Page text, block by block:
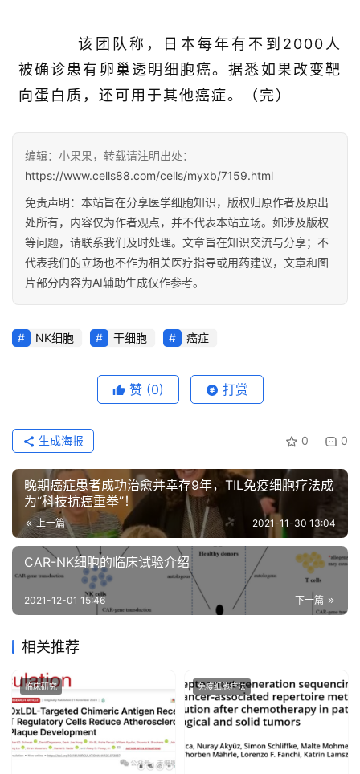
活
动
关
于
我
该团队称，日本每年有不到2000人
被确诊患有卵巢透明细胞癌。据悉如果改变靶
向蛋白质，还可用于其他癌症。（完）
编辑：小果果，转载请注明出处：
https://www.cells88.com/cells/myxb/7159.html
免责声明：本站旨在分享医学细胞知识，版权归原作者及原出
处所有，内容仅为作者观点，并不代表本站立场。如涉及版权
等问题，请联系我们及时处理。文章旨在知识交流与分享；不
代表我们的立场也不作为相关医疗指导或用药建议，文章和图
片部分内容为AI辅助生成仅作参考。
NK细胞 干细胞 癌症
赞 (0) 打赏
0 0
生成海报
晚期癌症患者成功治愈并幸存9年，TIL免疫细胞疗法成
为“科技抗癌重拳”！
上一篇 2021-11-30 13:04
CAR-NK细胞的临床试验介绍
下一篇
2021-12-01 15:46
相关推荐
临床研究 免疫细胞疗法